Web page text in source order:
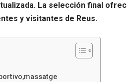
La selección final
y visitantes de Reus.